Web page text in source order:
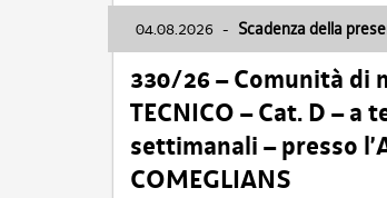
04.08.2026 - Scadenza della
330/26 – Comunità di
TECNICO – Cat. D –
settimanali – presso
COMEGLIANS